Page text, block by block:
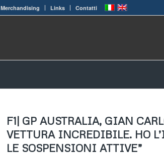
Merchandising Links Contatti
F1| GP AUSTRALIA, GIAN
VETTURA INCREDIBILE. HO
LE SOSPENSIONI ATTIVE”